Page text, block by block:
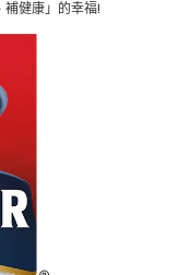
補健康」的幸福!